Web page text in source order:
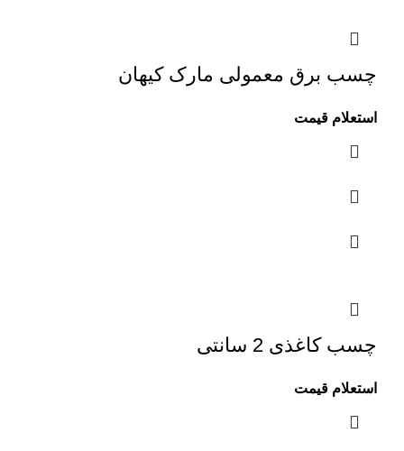
چسب برق معمولی مارک کیهان
استعلام قیمت
چسب کاغذی 2 سانتی
استعلام قیمت